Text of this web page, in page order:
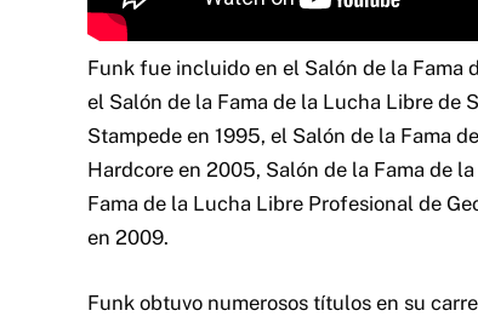
Funk fue incluido en el Salón de la Fama
el Salón de la Fama de la Lucha Libre de
Stampede en 1995, el Salón de la Fama
Hardcore en 2005, Salón de la Fama de
Fama de la Lucha Libre Profesional de
en 2009.
Funk obtuvo numerosos títulos en su